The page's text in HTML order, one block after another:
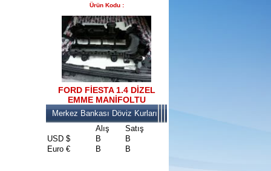
2017-2018 FORD RANGER
konsul
Ürün Kodu : 2017-2018 FORD RANGER
SOL ÖN KAPI DÖŞEMSİ
2017-2018 FORD RANGER
Ürün Kodu :
FORD FİESTA 1.4 DİZEL
EMME MANİFOLTU
Merkez Bankası Döviz Kurları
Alış
Satış
USD $
B
B
Euro €
B B